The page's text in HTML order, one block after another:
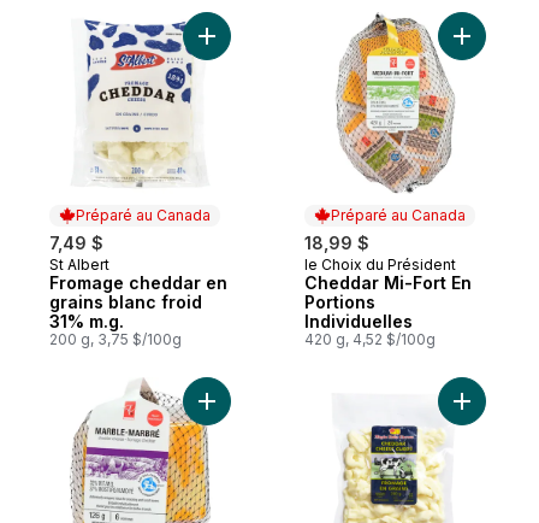
Préparé au Canada
7,49 $
Préparé au Canada
St Albert
Fromage cheddar en
grains blanc froid
31% m.g.
200 g, 3,75 $/100g
Ajouter Fromage cheddar en grains
Préparé au Canada
18,99 $
Préparé au Canada
le Choix du Président
Cheddar Mi-Fort En
Portions
Individuelles
420 g, 4,52 $/100g
Ajouter
Ajouter Portions de fromage cheddar
Ajouter